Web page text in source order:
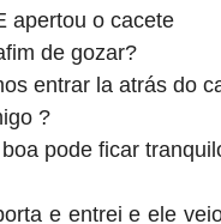
apertou o cacete
de gozar?
entrar la atrás do
?
pode ficar
e entrei e ele